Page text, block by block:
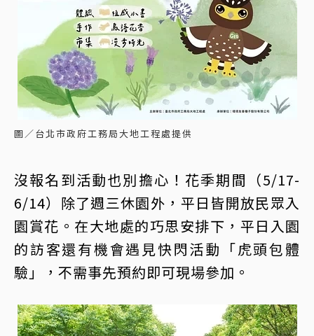
圖／台北市政府工務局大地工程處提供
沒報名到活動也別擔心！花季期間（5/17-
6/14）除了週三休園外，平日皆開放民眾入
園賞花。在大地處的巧思安排下，平日入園
的訪客還有機會遇見快閃活動「虎頭包體
驗」，不需事先預約即可現場參加。